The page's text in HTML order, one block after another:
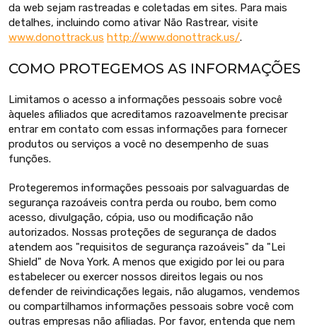
da web sejam rastreadas e coletadas em sites. Para mais
detalhes, incluindo como ativar Não Rastrear, visite
www.donottrack.us http://www.donottrack.us/.
COMO PROTEGEMOS AS INFORMAÇÕES
Limitamos o acesso a informações pessoais sobre você
àqueles afiliados que acreditamos razoavelmente precisar
entrar em contato com essas informações para fornecer
produtos ou serviços a você no desempenho de suas
funções.
Protegeremos informações pessoais por salvaguardas de
segurança razoáveis contra perda ou roubo, bem como
acesso, divulgação, cópia, uso ou modificação não
autorizados. Nossas proteções de segurança de dados
atendem aos "requisitos de segurança razoáveis" da "Lei
Shield" de Nova York. A menos que exigido por lei ou para
estabelecer ou exercer nossos direitos legais ou nos
defender de reivindicações legais, não alugamos, vendemos
ou compartilhamos informações pessoais sobre você com
outras empresas não afiliadas. Por favor, entenda que nem